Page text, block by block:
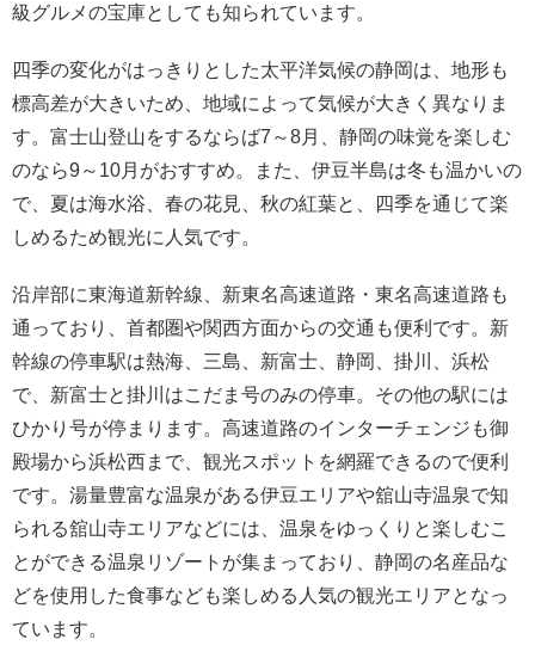
級グルメの宝庫としても知られています。
四季の変化がはっきりとした太平洋気候の静岡は、地形も
標高差が大きいため、地域によって気候が大きく異なりま
す。富士山登山をするならば7～8月、静岡の味覚を楽しむ
のなら9～10月がおすすめ。また、伊豆半島は冬も温かいの
で、夏は海水浴、春の花見、秋の紅葉と、四季を通じて楽
しめるため観光に人気です。
沿岸部に東海道新幹線、新東名高速道路・東名高速道路も
通っており、首都圏や関西方面からの交通も便利です。新
幹線の停車駅は熱海、三島、新富士、静岡、掛川、浜松
で、新富士と掛川はこだま号のみの停車。その他の駅には
ひかり号が停まります。高速道路のインターチェンジも御
殿場から浜松西まで、観光スポットを網羅できるので便利
です。湯量豊富な温泉がある伊豆エリアや舘山寺温泉で知
られる舘山寺エリアなどには、温泉をゆっくりと楽しむこ
とができる温泉リゾートが集まっており、静岡の名産品な
どを使用した食事なども楽しめる人気の観光エリアとなっ
ています。